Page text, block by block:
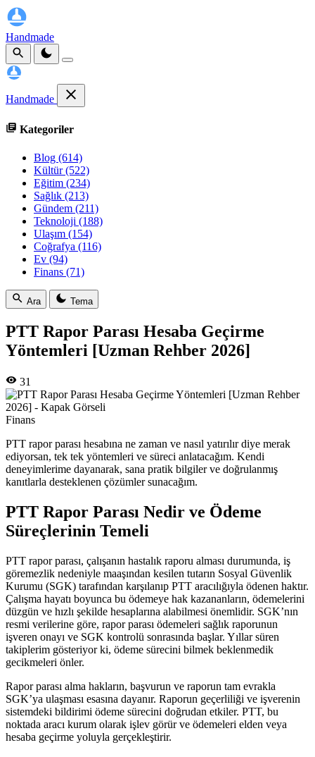
Handmade
Handmade
Kategoriler
Blog (614)
Kültür(522)
Eğitim (234)
Sağlık (213)
Gündem (211)
Teknoloji (188)
Ulaşım (154)
Coğrafya (116)
Ev (94)
Finans (71)
Ara Tema
PTT Rapor Parası Hesaba Geçirme
Yöntemleri [Uzman Rehber 2026]
31
Finans
PTT rapor parası hesabına ne zaman ve nasıl yatırılır diye merak
ediyorsan, tek tek yöntemleri ve süreci anlatacağım. Kendi
deneyimlerime dayanarak, sana pratik bilgiler ve doğrulanmış
kanıtlarla desteklenen çözümler sunacağım.
PTT Rapor Parası Nedir ve Ödeme
Süreçlerinin Temeli
PTT rapor parası, çalışanın hastalık raporu alması durumunda, iş
göremezlik nedeniyle maaşından kesilen tutarın Sosyal Güvenlik
Kurumu (SGK) tarafından karşılanıp PTT aracılığıyla ödenen haktır.
Çalışma hayatı boyunca bu ödemeye hak kazananların, ödemelerini
düzgün ve hızlı şekilde hesaplarına alabilmesi önemlidir. SGK’nın
resmi verilerine göre, rapor parası ödemeleri sağlık raporunun
işveren onayı ve SGK kontrolü sonrasında başlar. Yıllar süren
takiplerim gösteriyor ki, ödeme sürecini bilmek beklenmedik
gecikmeleri önler.
Rapor parası alma hakların, başvurun ve raporun tam evrakla
SGK’ya ulaşması esasına dayanır. Raporun geçerliliği ve işverenin
sistemdeki bildirimi ödeme sürecini doğrudan etkiler. PTT, bu
noktada aracı kurum olarak işlev görür ve ödemeleri elden veya
hesaba geçirme yoluyla gerçekleştirir.